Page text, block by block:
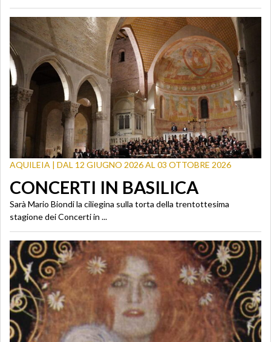
AQUILEIA | DAL 12 GIUGNO 2026 AL 03 OTTOBRE 2026
CONCERTI IN BASILICA
Sarà Mario Biondi la ciliegina sulla torta della trentottesima
stagione dei Concerti in ...